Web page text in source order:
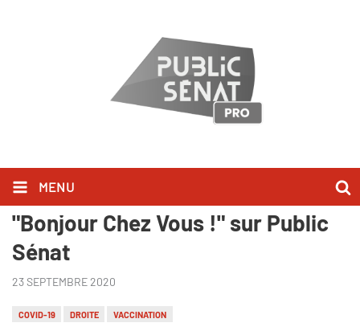
MENU
Julien Aubert l'a dit dans
"Bonjour Chez Vous !" sur Public
Sénat
23 SEPTEMBRE 2020
COVID-19 DROITE VACCINATION